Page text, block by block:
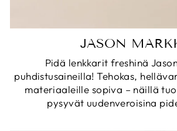
JASON
Pidä lenkkarit freshinä
puhdistusaineilla! Tehokas,
materiaaleille sopiva – näillä
pysyvät uudenveroisina